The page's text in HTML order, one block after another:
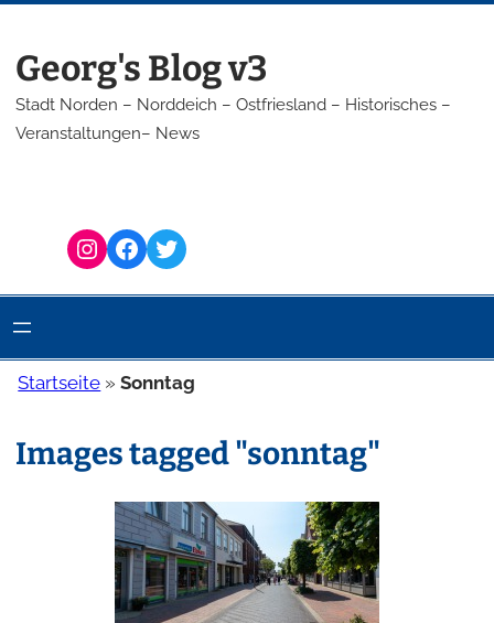
springen
Georg's Blog v3
Stadt Norden – Norddeich – Ostfriesland – Historisches –
Veranstaltungen– News
Instagram Facebook Twitter
Startseite »Sonntag
Images tagged "sonntag"